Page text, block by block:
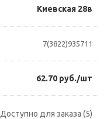
Киевская 28в
7(3822)935711
62.70 руб./шт
Доступно для заказа (5)